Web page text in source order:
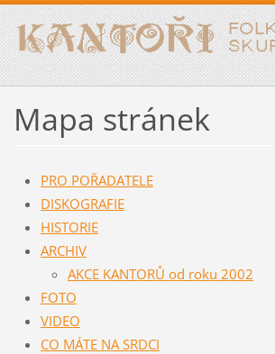
Mapa stránek
PRO POŘADATELE
DISKOGRAFIE
HISTORIE
ARCHIV
AKCE KANTORŮ od roku 2002
FOTO
VIDEO
CO MÁTE NA SRDCI